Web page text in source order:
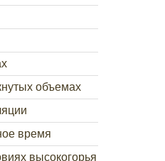
объемах
время
высокогорья